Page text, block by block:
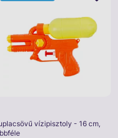
vízipisztoly - 16 cm,